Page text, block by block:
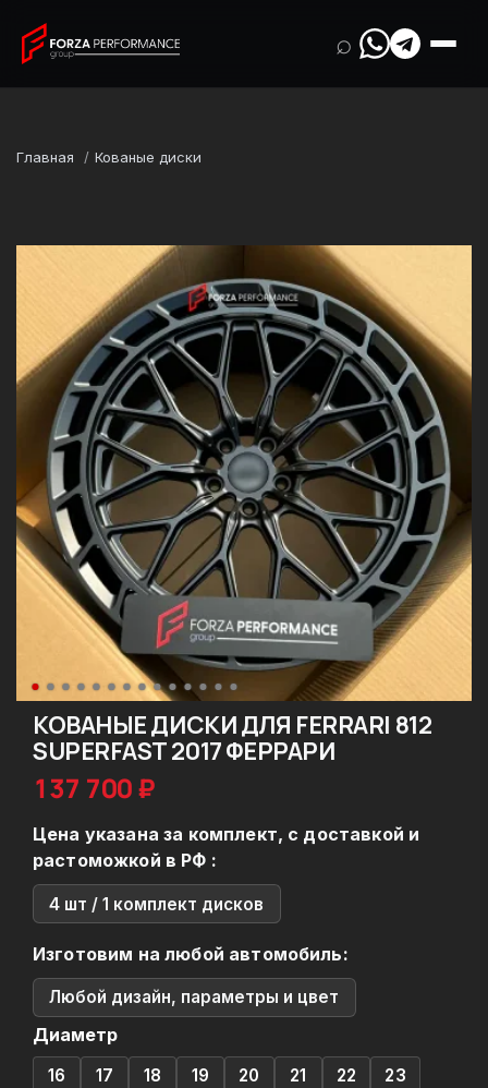
⌕
Главная Кованые диски
КОВАНЫЕ ДИСКИ ДЛЯ FERRARI 812
SUPERFAST 2017 ФЕРРАРИ
137 700 ₽
Цена указана за комплект, с доставкой и
растоможкой в РФ :
4 шт / 1 комплект дисков
Изготовим на любой автомобиль:
Любой дизайн, параметры и цвет
Диаметр
16 17 18 19 20 21 22
23
Ferrari